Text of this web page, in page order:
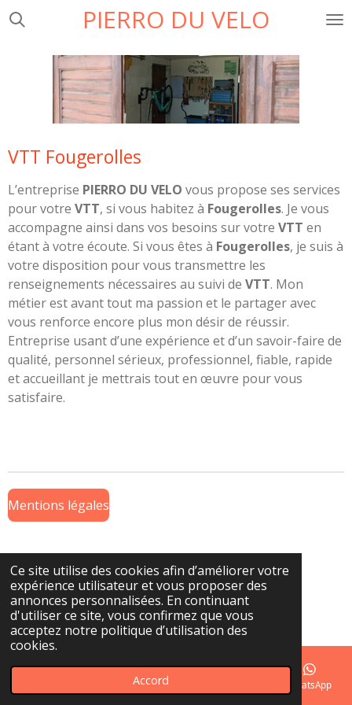
Ce site utilise des cookies afin d’améliorer votre
expérience utilisateur et vous proposer des
annonces personnalisées. En continuant
d'utiliser ce site, vous confirmez que vous
acceptez notre politique d’utilisation des
cookies.
Accord
Passer
contenu
principal
PIERRO DU VELO
VTT Fougerolles
L’entreprise PIERRO DU VELO vous propose ses services
pour votre VTT, si vous habitez à Fougerolles. Je vous
accompagne ainsi dans vos besoins sur votre VTT en
étant à votre écoute. Si vous êtes à Fougerolles, je suis à
votre disposition pour vous transmettre les
renseignements nécessaires au suivi de VTT. Mon
métier est avant tout ma passion et le partager avec
vous renforce encore plus mon désir de réussir.
Entreprise usant d’une expérience et d’un savoir-faire de
qualité, personnel sérieux, professionnel, fiable, rapide
et accueillant je mettrais tout en œuvre pour vous
satisfaire.
Mentions légales
CGV
© 2023 - 2026 Pierro du vélo
Propulsé parWebador
Carte WhatsApp